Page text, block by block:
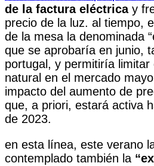
de la factura eléctricay
precio de la luz. al tiempo,
de la mesa la denominada
que se aprobaría en junio,
portugal, y permitiría limitar
natural en el mercado
impacto del aumento de
que, a priori, estará activa
de 2023.
en esta línea, este verano
contemplado también la